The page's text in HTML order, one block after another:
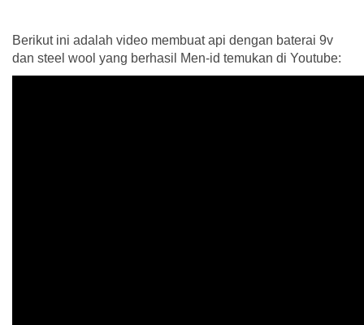
Berikut ini adalah video membuat api dengan baterai 9v
dan steel wool yang berhasil Men-id temukan di Youtube: